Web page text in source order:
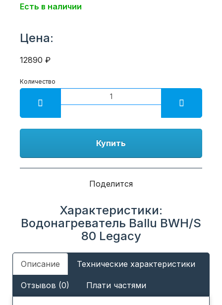
Есть в наличии
Цена:
12890 ₽
Количество
Купить
Поделится
Характеристики:
Водонагреватель Ballu BWH/S
80 Legacy
Описание Технические характеристики
Отзывов (0) Плати частями